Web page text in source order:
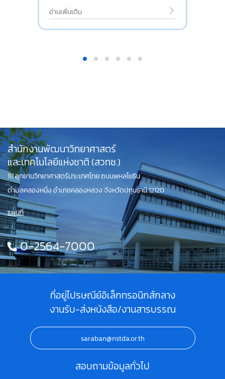
อ่านเพิ่มเติม
สำนักงานพัฒนาวิทยาศาสตร์
และเทคโนโลยีแห่งชาติ (สวทช.)
111 อุทยานวิทยาศาสตร์ประเทศไทย ถนนพหลโยธิน
ตำบลคลองหนึ่ง อำเภอคลองหลวง จังหวัดปทุมธานี 12120
แผนที่
0-2564-7000
ที่อยู่ไปรษณีย์อิเล็กทรอนิกส์กลาง
งานรับ-ส่งหนังสือ/งานสารบรรณ
saraban@nstda.or.th
สอบถามข้อมูลทั่วไป